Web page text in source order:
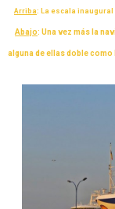
Arriba: La escala
Abajo: Una vez más la
alguna de ellas doble